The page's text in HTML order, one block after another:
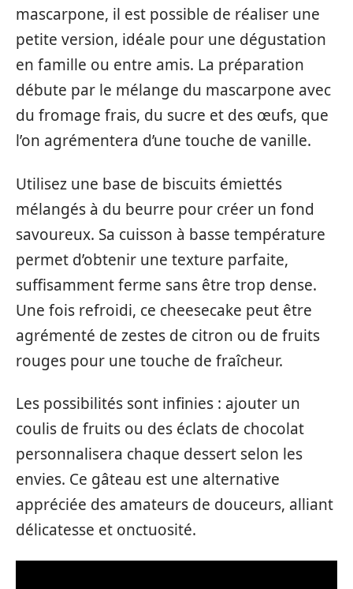
mascarpone, il est possible de réaliser une
petite version, idéale pour une dégustation
en famille ou entre amis. La préparation
débute par le mélange du mascarpone avec
du fromage frais, du sucre et des œufs, que
l’on agrémentera d’une touche de vanille.
Utilisez une base de biscuits émiettés
mélangés à du beurre pour créer un fond
savoureux. Sa cuisson à basse température
permet d’obtenir une texture parfaite,
suffisamment ferme sans être trop dense.
Une fois refroidi, ce cheesecake peut être
agrémenté de zestes de citron ou de fruits
rouges pour une touche de fraîcheur.
Les possibilités sont infinies : ajouter un
coulis de fruits ou des éclats de chocolat
personnalisera chaque dessert selon les
envies. Ce gâteau est une alternative
appréciée des amateurs de douceurs, alliant
délicatesse et onctuosité.